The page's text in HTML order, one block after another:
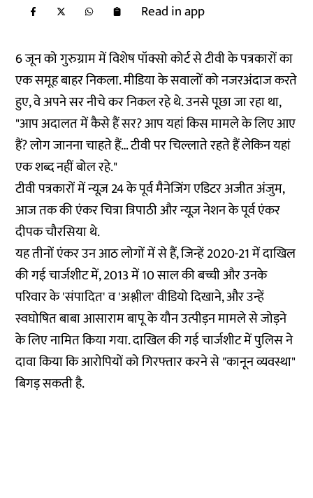
Read in app
6 जून को गुरुग्राम में विशेष पॉक्सो कोर्ट से टीवी के पत्रकारों का
एक समूह बाहर निकला. मीडिया के सवालों को नजरअंदाज करते
हुए, वे अपने सर नीचे कर निकल रहे थे. उनसे पूछा जा रहा था,
"आप अदालत में कैसे हैं सर? आप यहां किस मामले के लिए आए
हैं? लोग जानना चाहते हैं… टीवी पर चिल्लाते रहते हैं लेकिन यहां
एक शब्द नहीं बोल रहे."
टीवी पत्रकारों में न्यूज़ 24 के पूर्व मैनेजिंग एडिटर अजीत अंजुम,
आज तक की एंकर चित्रा त्रिपाठी और न्यूज़ नेशन के पूर्व एंकर
दीपक चौरसिया थे.
यह तीनों एंकर उन आठ लोगों में से हैं, जिन्हें 2020-21 में दाखिल
की गई चार्जशीट में, 2013 में 10 साल की बच्ची और उनके
परिवार के 'संपादित' व 'अश्लील' वीडियो दिखाने, और उन्हें
स्वघोषित बाबा आसाराम बापू के यौन उत्पीड़न मामले से जोड़ने
के लिए नामित किया गया. दाखिल की गई चार्जशीट में पुलिस ने
दावा किया कि आरोपियों को गिरफ्तार करने से "कानून व्यवस्था"
बिगड़ सकती है.